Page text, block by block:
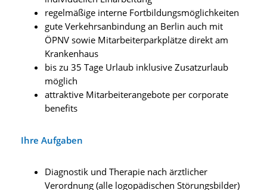
regelmäßige interne Fortbildungsmöglichkeiten
gute Verkehrsanbindung an Berlin auch mit
ÖPNV sowie Mitarbeiterparkplätze direkt am
Krankenhaus
bis zu 35 Tage Urlaub inklusive Zusatzurlaub
möglich
attraktive Mitarbeiterangebote per corporate
benefits
Ihre Aufgaben
Diagnostik und Therapie nach ärztlicher
Verordnung (alle logopädischen Störungsbilder)